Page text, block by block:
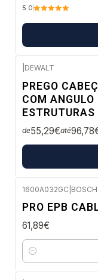
5.0
DEWALT
PREGO
COM
de55,29€até
1600A032GC BOSCH
PRO EPB
61,89€
Quantidade